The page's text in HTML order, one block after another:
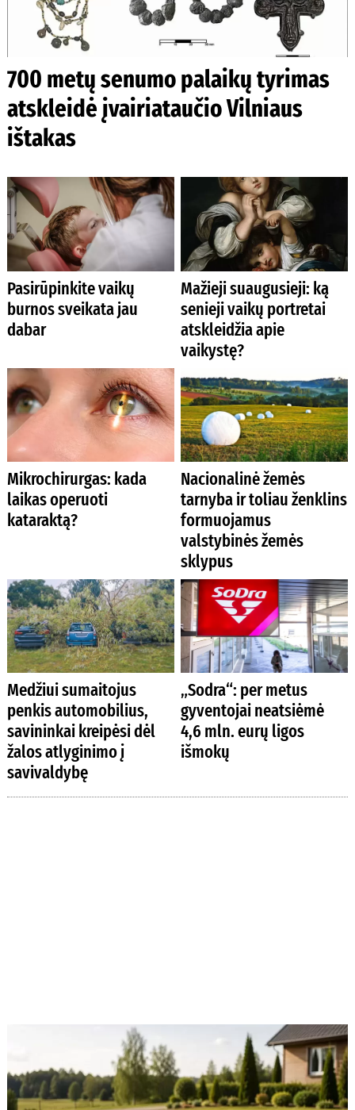
700 metų senumo palaikų tyrimas
atskleidė įvairiataučio Vilniaus
ištakas
Pasirūpinkite vaikų
burnos sveikata jau
dabar
Mažieji suaugusieji: ką
senieji vaikų portretai
atskleidžia apie
vaikystę?
Mikrochirurgas: kada
laikas operuoti
kataraktą?
Nacionalinė žemės
tarnyba ir toliau ženklins
formuojamus
valstybinės žemės
sklypus
Medžiui sumaitojus
penkis automobilius,
savininkai kreipėsi dėl
žalos atlyginimo į
savivaldybę
„Sodra“: per metus
gyventojai neatsiėmė
4,6 mln. eurų ligos
išmokų